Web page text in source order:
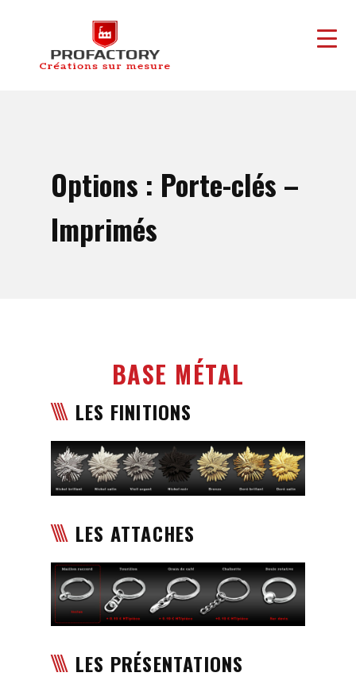
Options : Porte-clés –
Imprimés
BASE MÉTAL
LES FINITIONS
LES ATTACHES
LES PRÉSENTATIONS